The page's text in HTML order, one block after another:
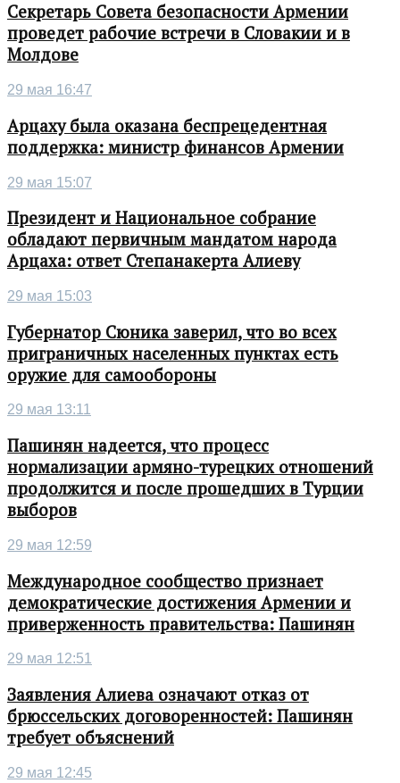
Секретарь Совета безопасности Армении
проведет рабочие встречи в Словакии и в
Молдове
29 мая 16:47
Арцаху была оказана беспрецедентная
поддержка: министр финансов Армении
29 мая 15:07
Президент и Национальное собрание
обладают первичным мандатом народа
Арцаха: ответ Степанакерта Алиеву
29 мая 15:03
Губернатор Сюника заверил, что во всех
приграничных населенных пунктах есть
оружие для самообороны
29 мая 13:11
Пашинян надеется, что процесс
нормализации армяно-турецких отношений
продолжится и после прошедших в Турции
выборов
29 мая 12:59
Международное сообщество признает
демократические достижения Армении и
приверженность правительства: Пашинян
29 мая 12:51
Заявления Алиева означают отказ от
брюссельских договоренностей: Пашинян
требует объяснений
29 мая 12:45